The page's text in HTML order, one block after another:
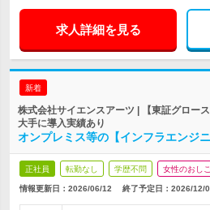
求人詳細を見る
新着
株式会社サイエンスアーツ | 【東証グロー
大手に導入実績あり
オンプレミス等の【インフラエンジ
正社員 転勤なし 学歴不問 女性のおし
情報更新日：2026/06/12 終了予定日： 2026/12/